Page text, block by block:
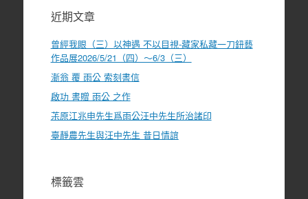
近期文章
曾經我眼（三）以神遇 不以目視-藏家私藏一刀鈕藝
作品展2026/5/21（四）～6/3（三）
漸翁 覆 雨公 索刻書信
啟功 書贈 雨公 之作
茮原江兆申先生爲雨公汪中先生所治諸印
臺靜農先生與汪中先生 昔日情誼
標籤雲